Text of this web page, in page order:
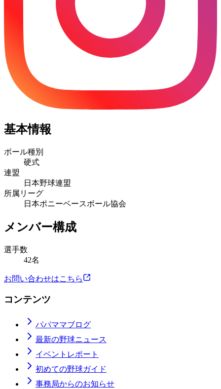
基本情報
ボール種別
硬式
連盟
日本野球連盟
所属リーグ
日本ポニーベースボール協会
メンバー構成
選手数
42名
お問い合わせはこちら
コンテンツ
パパママブログ
最新の野球ニュース
イベントレポート
初めての野球ガイド
事務局からのお知らせ